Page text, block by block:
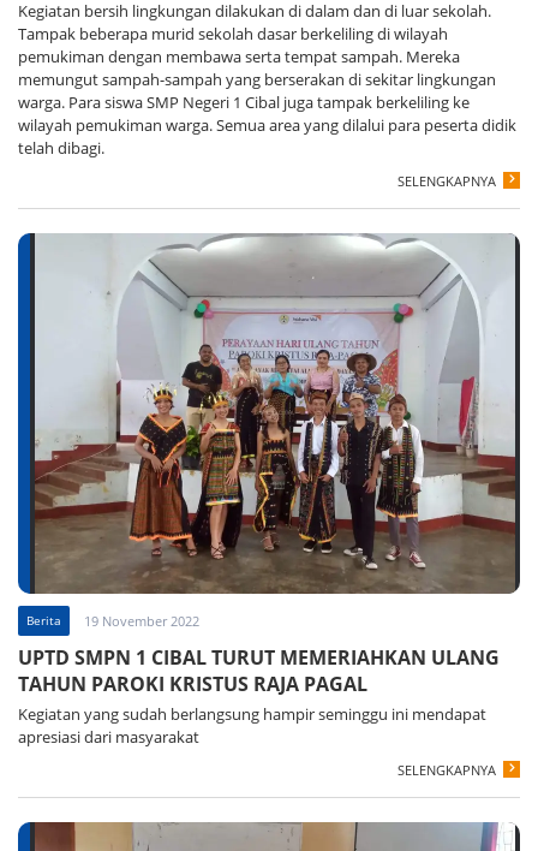
Kegiatan bersih lingkungan dilakukan di dalam dan di luar sekolah.
Tampak beberapa murid sekolah dasar berkeliling di wilayah
pemukiman dengan membawa serta tempat sampah. Mereka
memungut sampah-sampah yang berserakan di sekitar lingkungan
warga. Para siswa SMP Negeri 1 Cibal juga tampak berkeliling ke
wilayah pemukiman warga. Semua area yang dilalui para peserta didik
telah dibagi.
SELENGKAPNYA
Berita 19 November 2022
UPTD SMPN 1 CIBAL TURUT MEMERIAHKAN ULANG
TAHUN PAROKI KRISTUS RAJA PAGAL
Kegiatan yang sudah berlangsung hampir seminggu ini mendapat
apresiasi dari masyarakat
SELENGKAPNYA